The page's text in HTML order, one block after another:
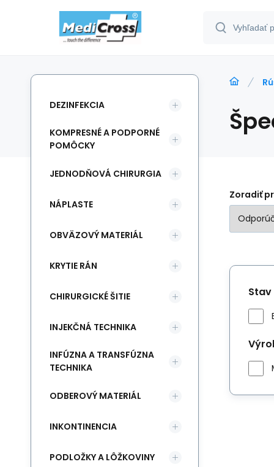
Zoradiť
Stav
DEZINFEKCIA
KOMPRESNÉ A PODPORNÉ
POMÔCKY
JEDNODŇOVÁ CHIRURGIA
NÁPLASTE
OBVÄZOVÝ MATERIÁL
KRYTIE RÁN
CHIRURGICKÉ ŠITIE
INJEKČNÁ TECHNIKA
INFÚZNA A TRANSFÚZNA
TECHNIKA
ODBEROVÝ MATERIÁL
INKONTINENCIA
PODLOŽKY A LÔŽKOVINY